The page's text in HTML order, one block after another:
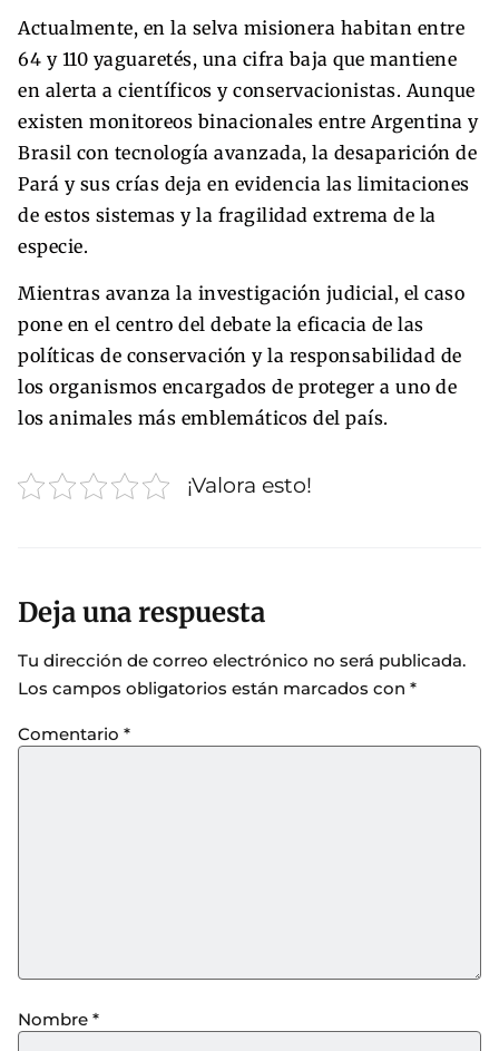
Actualmente, en la selva misionera habitan entre
64 y 110 yaguaretés, una cifra baja que mantiene
en alerta a científicos y conservacionistas. Aunque
existen monitoreos binacionales entre Argentina y
Brasil con tecnología avanzada, la desaparición de
Pará y sus crías deja en evidencia las limitaciones
de estos sistemas y la fragilidad extrema de la
especie.
Mientras avanza la investigación judicial, el caso
pone en el centro del debate la eficacia de las
políticas de conservación y la responsabilidad de
los organismos encargados de proteger a uno de
los animales más emblemáticos del país.
¡Valora esto!
Deja una respuesta
Tu dirección de correo electrónico no será publicada.
Los campos obligatorios están marcados con *
Comentario *
Nombre *